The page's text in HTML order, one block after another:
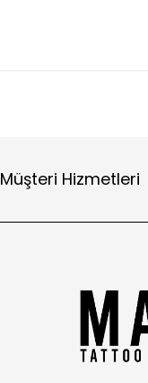
Müşteri Hizmetleri